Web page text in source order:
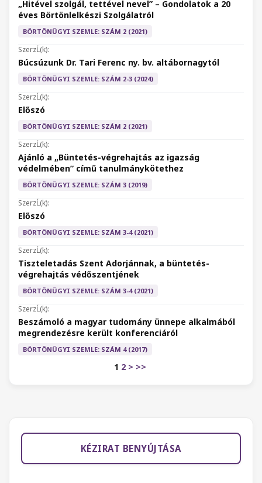
„Hitével szolgál, tettével nevel” – Gondolatok a 20
éves Börtönlelkészi Szolgálatról
BÖRTÖNÜGYI SZEMLE: SZÁM 2 (2021)
Búcsúzunk Dr. Tari Ferenc ny. bv. altábornagytól
BÖRTÖNÜGYI SZEMLE: SZÁM 2-3 (2024)
Előszó
BÖRTÖNÜGYI SZEMLE: SZÁM 2 (2021)
Ajánló a „Büntetés-végrehajtás az igazság
védelmében” című tanulmánykötethez
BÖRTÖNÜGYI SZEMLE: SZÁM 3 (2019)
Előszó
BÖRTÖNÜGYI SZEMLE: SZÁM 3-4 (2021)
Tiszteletadás Szent Adorjánnak, a büntetés-
végrehajtás védőszentjének
BÖRTÖNÜGYI SZEMLE: SZÁM 3-4 (2021)
Beszámoló a magyar tudomány ünnepe alkalmából
megrendezésre került konferenciáról
BÖRTÖNÜGYI SZEMLE: SZÁM 4 (2017)
1 2 > >>
KÉZIRAT BENYÚJTÁSA